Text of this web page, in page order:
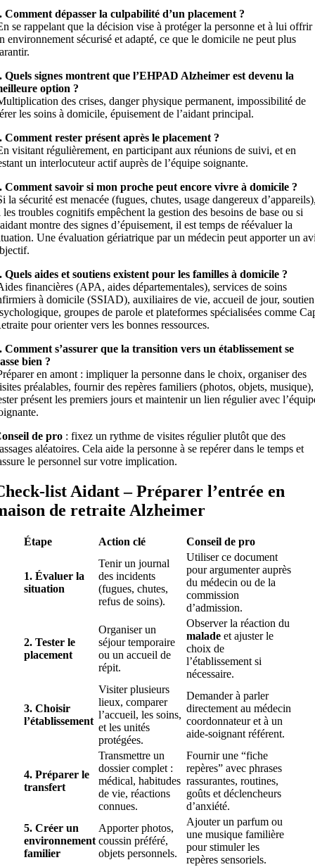
Comment dépasser la culpabilité d’un placement ?
se rappelant que la décision vise à protéger la personne et à lui offrir
environnement sécurisé et adapté, ce que le domicile ne peut plus
Quels signes montrent que l’EHPAD Alzheimer est devenu la
option ?
des crises, danger physique permanent, impossibilité de
les soins à domicile, épuisement de l’aidant principal.
Comment rester présent après le placement ?
visitant régulièrement, en participant aux réunions de suivi, et en
un interlocuteur actif auprès de l’équipe soignante.
Comment savoir si mon proche peut encore vivre à domicile ?
la sécurité est menacée (fugues, chutes, usage dangereux
les troubles cognitifs empêchent la gestion des besoins de base ou si
montre des signes d’épuisement, il est temps de réévaluer la
Une évaluation gériatrique par un médecin peut apporter un
Quels aides et soutiens existent pour les familles à domicile ?
financières (APA, aides départementales), services de soins
à domicile (SSIAD), auxiliaires de vie, accueil de jour, soutien
groupes de parole et plateformes spécialisées comme
pour orienter vers les bonnes ressources.
Comment s’assurer que la transition vers un établissement se
bien ?
en amont : impliquer la personne dans le choix, organiser des
préalables, fournir des repères familiers (photos, objets, musique),
présent les premiers jours et maintenir un lien régulier avec
de pro: fixez un rythme de visites régulier plutôt que des
aléatoires. Cela aide la personne à se repérer dans le temps et
le personnel sur votre implication.
list Aidant – Préparer l’entrée en
de retraite Alzheimer
Étape Action clé Conseil de pro
1. Évaluer la
situation
Tenir un journal
des incidents
(fugues, chutes,
refus de soins).
Utiliser ce document
pour argumenter auprès
du médecin ou de la
commission
d’admission.
2. Tester le
placement
Organiser un
séjour temporaire
ou un accueil de
répit.
Observer la réaction du
maladeet ajuster le
choix de
l’établissement si
nécessaire.
3. Choisir
l’établissement
Visiter plusieurs
lieux, comparer
l’accueil, les soins,
et les unités
protégées.
Demander à parler
directement au médecin
coordonnateur et à un
aide-soignant référent.
4. Préparer le
transfert
Transmettre un
dossier complet :
médical, habitudes
de vie, réactions
connues.
Fournir une “fiche
repères” avec phrases
rassurantes, routines,
goûts et déclencheurs
d’anxiété.
5. Créer un
environnement
familier
Apporter photos,
coussin préféré,
objets personnels.
Ajouter un parfum ou
une musique familière
pour stimuler les
repères sensoriels.